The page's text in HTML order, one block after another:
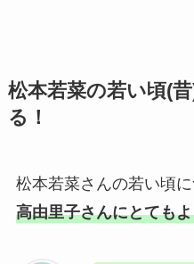
松本若菜の若い頃(
る！
松本若菜さんの若い頃
高由里子さんにとても